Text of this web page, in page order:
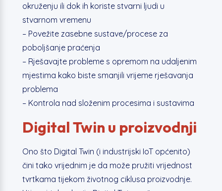
okruženju ili dok ih koriste stvarni ljudi u
stvarnom vremenu
– Povežite zasebne sustave/procese za
poboljšanje praćenja
– Rješavajte probleme s opremom na udaljenim
mjestima kako biste smanjili vrijeme rješavanja
problema
– Kontrola nad složenim procesima i sustavima
Digital Twin u proizvodnji
Ono što Digital Twin (i industrijski IoT općenito)
čini tako vrijednim je da može pružiti vrijednost
tvrtkama tijekom životnog ciklusa proizvodnje.